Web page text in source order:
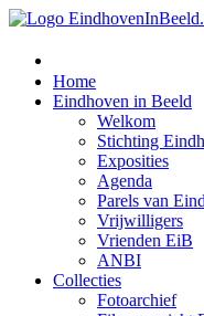
Home
Eindhoven in Beeld
Welkom
Stichting
Exposities
Agenda
Parels van
Vrijwilligers
Vrienden EiB
ANBI
Collecties
Fotoarchief